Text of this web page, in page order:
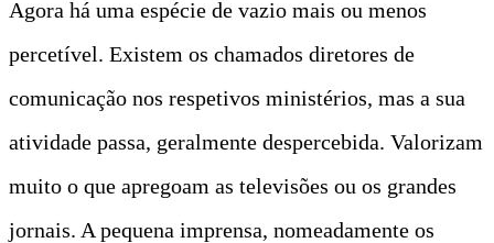
Agora há uma espécie de vazio mais ou menos
percetível. Existem os chamados diretores de
comunicação nos respetivos ministérios, mas a sua
atividade passa, geralmente despercebida. Valorizam
muito o que apregoam as televisões ou os grandes
jornais. A pequena imprensa, nomeadamente os